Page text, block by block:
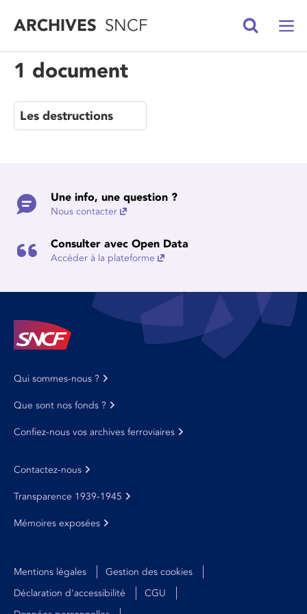
ARCHIVESSNCF
1 document
Les destructions
Une info, une question ?
Nous contacter
Consulter avec Open Data
Accéder à la plateforme
Qui sommes-nous ?
Que sont nos fonds ?
Confiez-nous vos archives ferroviaires
Contactez-nous
Transparence 1939-1945
Mémoires exposées
Mentions légales
Gestion des cookies
Déclaration d'accessibilité
CGU